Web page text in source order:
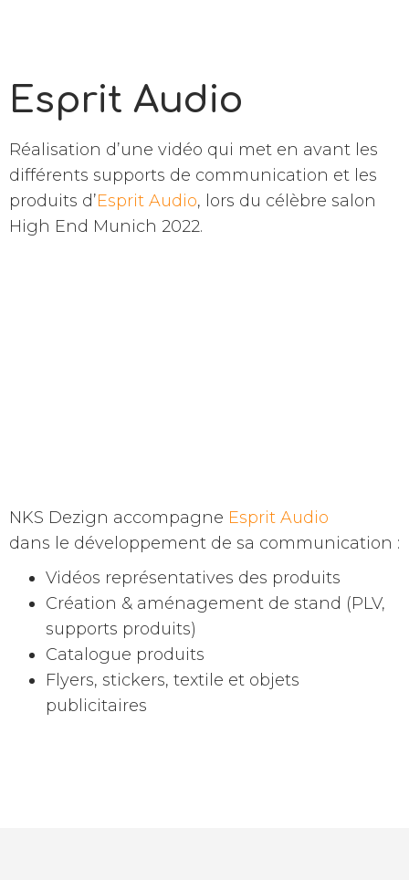
Esprit Audio
Réalisation d’une vidéo qui met en avant les
différents supports de communication et les
produits d’Esprit Audio, lors du célèbre salon
High End Munich 2022.
NKS Dezign accompagne Esprit Audio
dans le développement de sa communication :
Vidéos représentatives des produits
Création & aménagement de stand (PLV,
supports produits)
Catalogue produits
Flyers, stickers, textile et objets
publicitaires